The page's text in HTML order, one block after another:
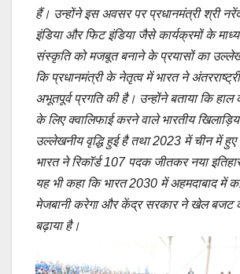
हैं। उन्होंने इस अवसर पर प्रधानमंत्री श्री नरेंद्र
इंडिया और फिट इंडिया जैसे कार्यक्रमों के
संस्कृति को मजबूत बनाने के प्रयासों का
कि प्रधानमंत्री के नेतृत्व में भारत ने
अभूतपूर्व प्रगति की है। उन्होंने बताया कि
के लिए क्वालिफाई करने वाले भारतीय
उल्लेखनीय वृद्धि हुई है तथा 2023 में चीन में हुए
भारत ने रिकॉर्ड 107 पदक जीतकर नया
यह भी कहा कि भारत 2030 में अहमदाबाद में
मेजबानी करेगा और केंद्र सरकार ने खेल बजट
बढ़ाया है।